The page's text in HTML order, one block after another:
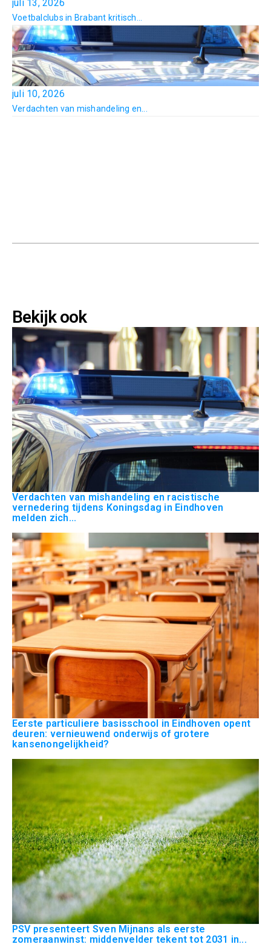
juli 13, 2026
Voetbalclubs in Brabant kritisch...
juli 10, 2026
Verdachten van mishandeling en...
Bekijk ook
Verdachten van mishandeling en racistische
vernedering tijdens Koningsdag in Eindhoven
melden zich...
Eerste particuliere basisschool in Eindhoven opent
deuren: vernieuwend onderwijs of grotere
kansenongelijkheid?
PSV presenteert Sven Mijnans als eerste
zomeraanwinst: middenvelder tekent tot 2031 in...